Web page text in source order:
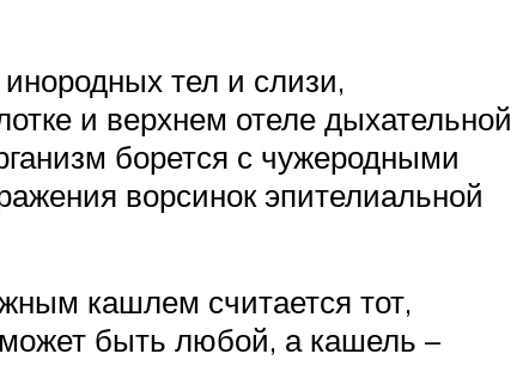
тел и слизи,
и верхнем отеле дыхательной
борется с чужеродными
ворсинок эпителиальной
кашлем считается тот,
быть любой, а кашель –